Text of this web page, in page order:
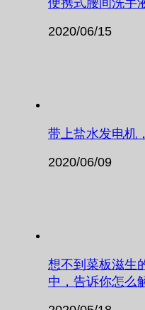
2020/06/15
带上盐水发电机
2020/06/09
想不到菜板滋生
中，告诉你怎么